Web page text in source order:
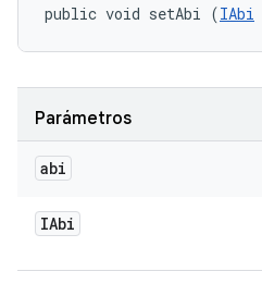
public void setAbi (IAbi
Parámetros
abi
IAbi